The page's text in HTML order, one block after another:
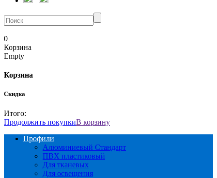
0
Корзина
Empty
Корзина
Скидка
Итого:
Продолжить покупкиВ корзину
Профили
Алюминиевый Стандарт
ПВХ пластиковый
Для тканевых
Для освещения